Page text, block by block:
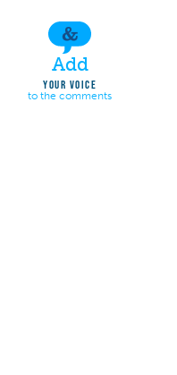
Add
YOUR VOICE
to the comments